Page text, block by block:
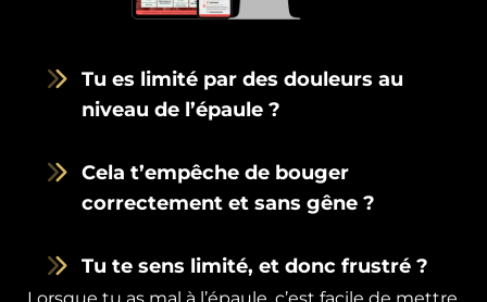
Tu es limité par des douleurs au
niveau de l’épaule ?
Cela t’empêche de bouger
correctement et sans gêne ?
Tu te sens limité, et donc frustré ?
Lorsque tu as mal à l’épaule, c’est facile de mettre